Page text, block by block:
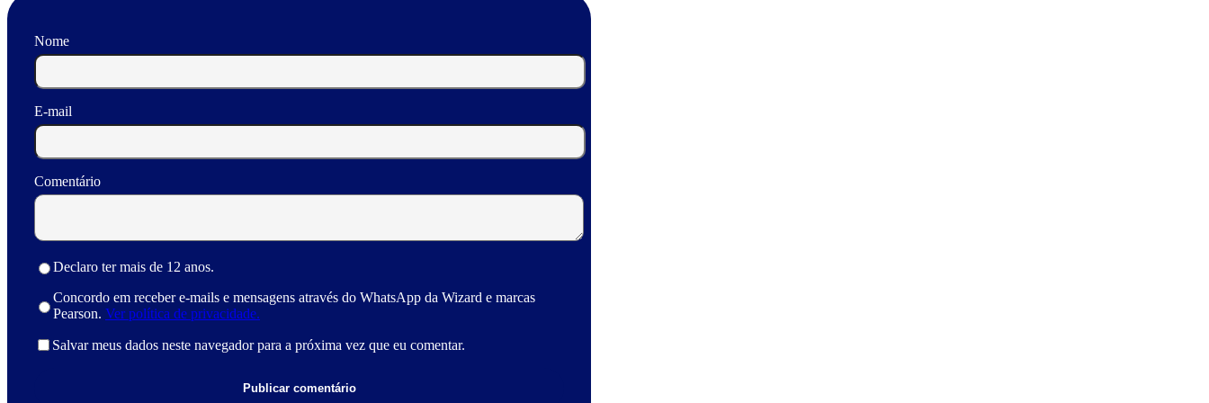
Nome
E-mail
Comentário
Declaro ter mais de 12 anos.
Concordo em receber e-mails e mensagens através do WhatsApp da Wizard e marcas
Pearson. Ver política de privacidade.
Salvar meus dados neste navegador para a próxima vez que eu comentar.